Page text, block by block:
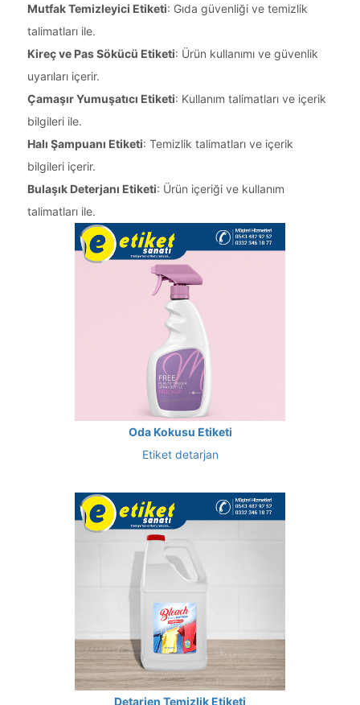
Mutfak Temizleyici Etiketi: Gıda güvenliği ve temizlik
talimatları ile.
Kireç ve Pas Sökücü Etiketi: Ürün kullanımı ve güvenlik
uyarıları içerir.
Çamaşır Yumuşatıcı Etiketi: Kullanım talimatları ve içerik
bilgileri ile.
Halı Şampuanı Etiketi: Temizlik talimatları ve içerik
bilgileri içerir.
Bulaşık Deterjanı Etiketi: Ürün içeriği ve kullanım
talimatları ile.
Oda Kokusu Etiketi
Etiket detarjan
Detarjen Temizlik Etiketi